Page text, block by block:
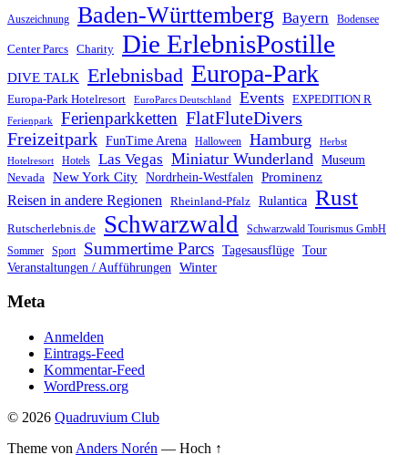
Auszeichnung Baden-Württemberg Bayern Bodensee
Center Parcs Charity Die ErlebnisPostille
DIVE TALK Erlebnisbad Europa-Park
Europa-Park Hotelresort EuroParcs Deutschland Events EXPEDITION R
Ferienpark Ferienparkketten FlatFluteDivers
Freizeitpark FunTime Arena Halloween Hamburg Herbst
Hotelresort Hotels Las Vegas Miniatur Wunderland Museum
Nevada New York City Nordrhein-Westfalen
Prominenz
Reisen in andere Regionen
Rheinland-Pfalz Rulantica Rust
Rutscherlebnis.de Schwarzwald
Schwarzwald Tourismus GmbH
Sommer
Sport Summertime Parcs Tagesausflüge Tour
Veranstaltungen / Aufführungen
Winter
Meta
Anmelden
Eintrags-Feed
Kommentar-Feed
WordPress.org
© 2026 Quadruvium Club
Theme von Anders Norén — Hoch ↑